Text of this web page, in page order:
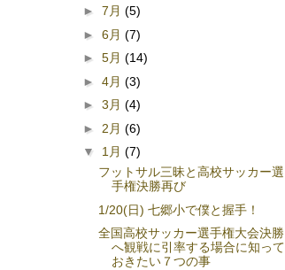
► 7月 (5)
► 6月 (7)
► 5月 (14)
► 4月 (3)
► 3月 (4)
► 2月 (6)
▼ 1月 (7)
フットサル三昧と高校サッカー選
手権決勝再び
1/20(日) 七郷小で僕と握手！
全国高校サッカー選手権大会決勝
へ観戦に引率する場合に知って
おきたい７つの事